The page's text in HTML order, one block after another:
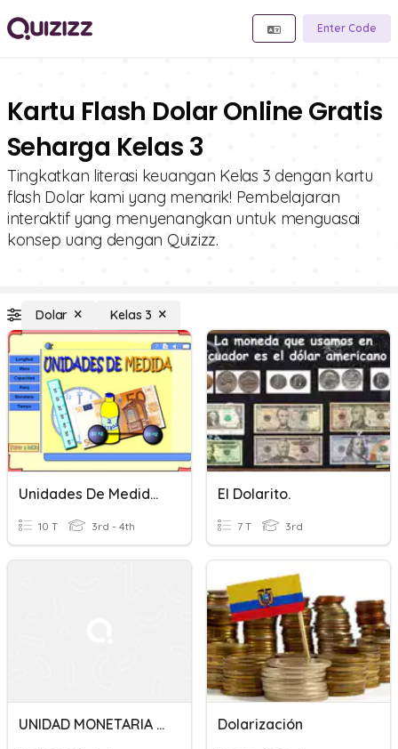
Enter Code
Kartu Flash Dolar Online Gratis
Seharga Kelas 3
Tingkatkan literasi keuangan Kelas 3 dengan kartu
flash Dolar kami yang menarik! Pembelajaran
interaktif yang menyenangkan untuk menguasai
konsep uang dengan Quizizz.
Dolar Kelas 3
Unidades De Medida ( El Litro Y El Dolar)
10 T 3rd - 4th
El Dolarito.
7 T 3rd
UNIDAD MONETARIA EL DOLAR Dolarización